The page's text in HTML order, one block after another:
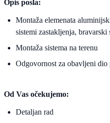
Opis posla:
Montaža elemenata
sistemi zastakljenja, bravarski
Montaža sistema na terenu
Odgovornost za obavljeni dio
Od Vas očekujemo:
Detaljan rad